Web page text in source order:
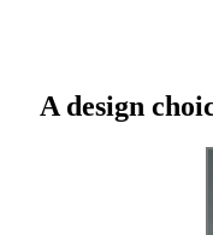
A design